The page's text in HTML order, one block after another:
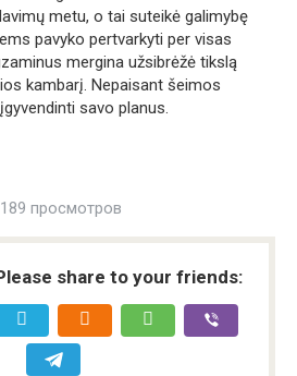
metu, o tai suteikė galimybę
pavyko pertvarkyti per visas
mergina užsibrėžė tikslą
kambarį. Nepaisant šeimos
savo planus.
189 просмотров
share to your friends: